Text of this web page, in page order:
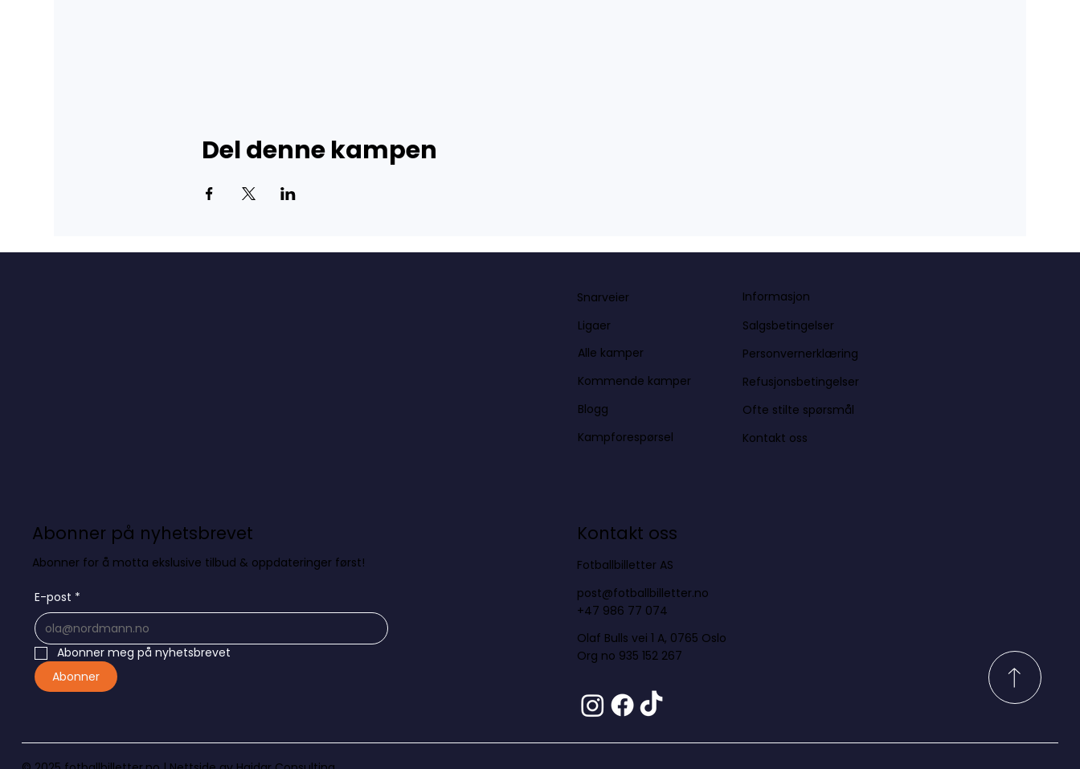
Del denne kampen
Snarveier
Ligaer
Alle kamper
Kommende kamper
Blogg
Kampforespørsel
Informasjon
Salgsbetingelser
Personvernerklæring
Refusjonsbetingelser
Ofte stilte spørsmål
Kontakt oss
Abonner på nyhetsbrevet
Abonner for å motta ekslusive tilbud & oppdateringer først!
E-post *
Abonner meg på nyhetsbrevet
Abonner
Kontakt oss
Fotballbilletter AS
post@fotballbilletter.no
+47 986 77 074
Olaf Bulls vei 1 A, 0765 Oslo
Org no 935 152 267